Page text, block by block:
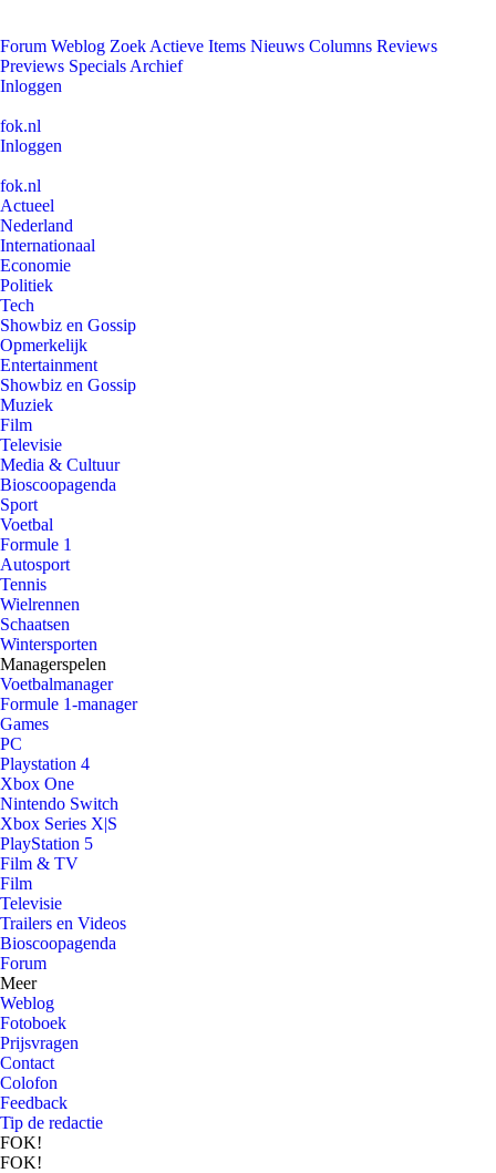
Forum Weblog Zoek Actieve Items Nieuws Columns Reviews
Previews Specials Archief
Inloggen
fok.nl
Inloggen
fok.nl
Actueel
Nederland
Internationaal
Economie
Politiek
Tech
Showbiz en Gossip
Opmerkelijk
Entertainment
Showbiz en Gossip
Muziek
Film
Televisie
Media & Cultuur
Bioscoopagenda
Sport
Voetbal
Formule 1
Autosport
Tennis
Wielrennen
Schaatsen
Wintersporten
Managerspelen
Voetbalmanager
Formule 1-manager
Games
PC
Playstation 4
Xbox One
Nintendo Switch
Xbox Series X|S
PlayStation 5
Film & TV
Film
Televisie
Trailers en Videos
Bioscoopagenda
Forum
Meer
Weblog
Fotoboek
Prijsvragen
Contact
Colofon
Feedback
Tip de redactie
FOK!
FOK!